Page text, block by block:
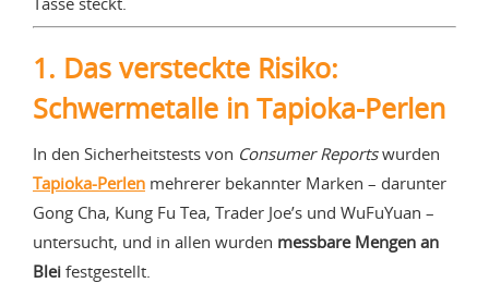
1. Das versteckte Risiko:
Schwermetalle in Tapioka-Perlen
In den Sicherheitstests von Consumer Reportswurden
Tapioka-Perlen mehrerer bekannter Marken – darunter
Gong Cha, Kung Fu Tea, Trader Joe’s und WuFuYuan –
untersucht, und in allen wurden messbare Mengen an
Blei festgestellt.